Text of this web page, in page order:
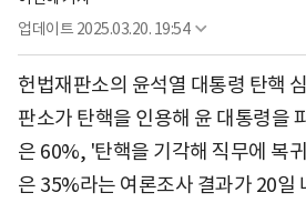
업데이트 2025.03.20. 19:54
헌법재판소의 윤석열 대통령 탄핵
판소가 탄핵을 인용해 윤 대통령을
은 60%, '탄핵을 기각해 직무에 복
은 35%라는 여론조사 결과가 20일